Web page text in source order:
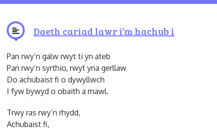
Daeth cariad lawr i’m hachub i
Pan rwy’n galw rwyt ti yn ateb
Pan rwy’n syrthio, rwyt yna gerllaw
Do achubaist fi o dywyllwch
I fyw bywyd o obaith a mawl.
Trwy ras rwy’n rhydd,
Achubaist fi,